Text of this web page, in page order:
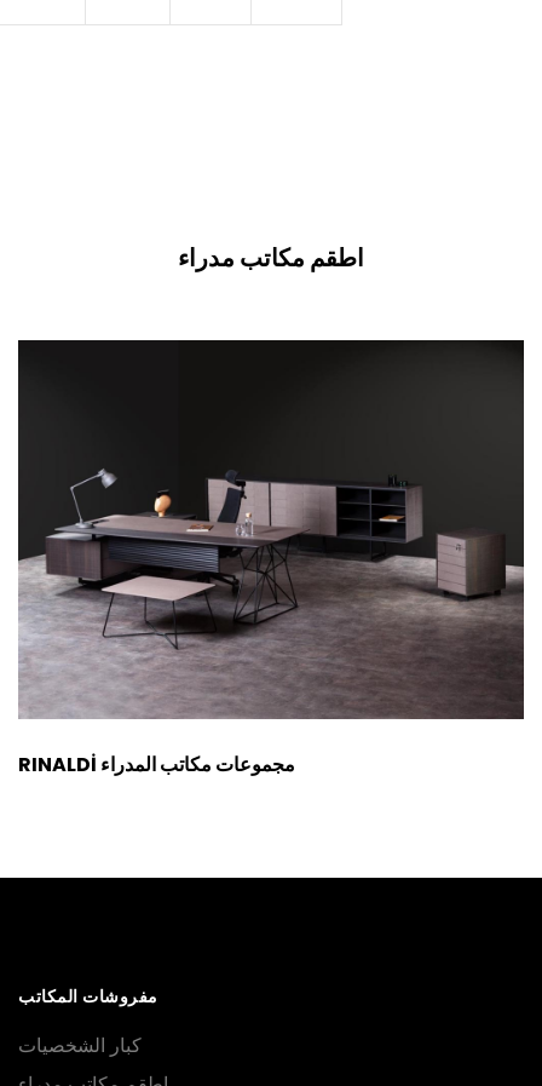
اطقم مكاتب مدراء
RINALDİ مجموعات مكاتب المدراء
مفروشات المكاتب
كبار الشخصيات